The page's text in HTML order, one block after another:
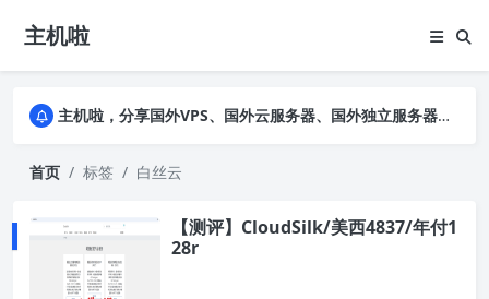
主机啦
主机啦，分享国外VPS、国外云服务器、国外独立服务器的优惠促销信息，详细实测VPS云服务器并公布真实数据，助您全面了解商家背景及售前售后
主机啦，分享国外VPS、国外云服务器、国外独立服务器的优惠促销信息，详细实测VPS云服务器并公布真实数据，助您全面了解商家背景及售前售后
首页 标签 白丝云
【测评】CloudSilk/美西4837/年付1
28r